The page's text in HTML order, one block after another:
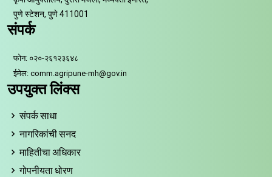
पुणे स्टेशन, पुणे 411001
संपर्क
फोन: ०२०-२६१२३६४८
ईमेल: comm.agripune-mh@gov.in
उपयुक्त लिंक्स
संपर्क साधा
नागरिकांची सनद
माहितीचा अधिकार
गोपनीयता धोरण